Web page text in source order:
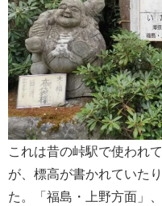
これは昔の峠駅で使われ
が、標高が書かれていた
た。「福島・上野方面」